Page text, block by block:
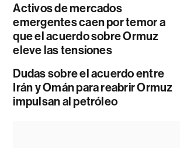
Activos de mercados
emergentes caen por temor a
que el acuerdo sobre Ormuz
eleve las tensiones
Dudas sobre el acuerdo entre
Irán y Omán para reabrir Ormuz
impulsan al petróleo